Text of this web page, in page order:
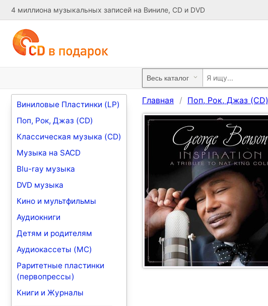
4 миллиона музыкальных записей на Виниле, CD и DVD
Виниловые Пластинки (LP)
Поп, Рок, Джаз (CD)
Классическая музыка (CD)
Музыка на SACD
Blu-ray музыка
DVD музыка
Кино и мультфильмы
Аудиокниги
Детям и родителям
Аудиокассеты (MC)
Раритетные пластинки
(первопрессы)
Книги и Журналы
Главная Поп, Рок, Джаз (CD)